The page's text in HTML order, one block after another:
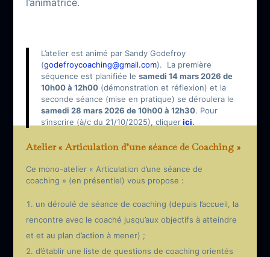
L’atelier est animé par Sandy Godefroy
(godefroycoaching@gmail.com). La première
séquence est planifiée le samedi 14 mars 2026 de
10h00 à 12h00(démonstration et réflexion) et la
seconde séance (mise en pratique) se déroulera le
samedi 28 mars 2026 de 10h00 à 12h30. Pour
s’inscrire (à/c du 21/10/2025), cliquer ici.
Atelier « Articulation d’une séance de Coaching »
Ce mono-atelier « Articulation d’une séance de
coaching » (en présentiel) vous propose :
un déroulé de séance de coaching (depuis l’accueil, la
rencontre avec le coaché jusqu’aux objectifs à atteindre
et et au plan d’action à mener) ;
d’établir une liste de questions de coaching orientés